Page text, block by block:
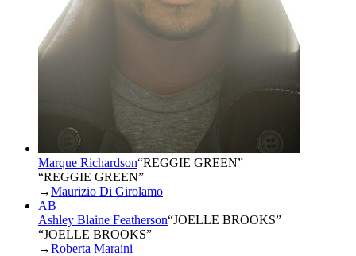
Marque Richardson“REGGIE GREEN”
“REGGIE GREEN”
→Maurizio Di Girolamo
AB
Ashley Blaine Featherson“JOELLE BROOKS”
“JOELLE BROOKS”
→Roberta Maraini